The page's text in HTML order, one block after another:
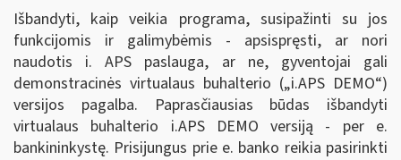
Išbandyti, kaip veikia programa, susipažinti su jos
funkcijomis ir galimybėmis - apsispręsti, ar nori
naudotis i. APS paslauga, ar ne, gyventojai gali
demonstracinės virtualaus buhalterio („i.APS DEMO“)
versijos pagalba. Paprasčiausias būdas išbandyti
virtualaus buhalterio i.APS DEMO versiją - per e.
bankininkystę. Prisijungus prie e. banko reikia pasirinkti